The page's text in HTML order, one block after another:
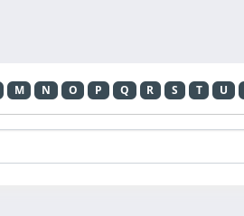
M N O P Q R S T U